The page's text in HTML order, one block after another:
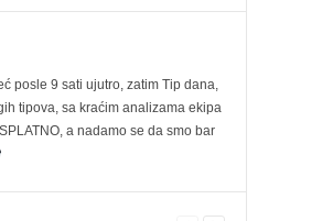
posle 9 sati ujutro, zatim Tip dana,
tipova, sa kraćim analizama ekipa
a nadamo se da smo bar